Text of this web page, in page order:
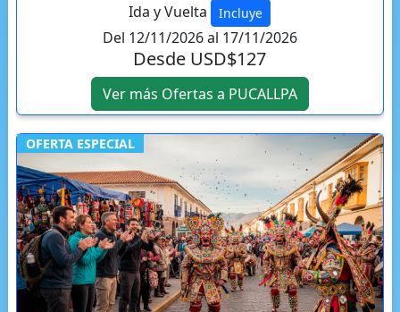
Ida y Vuelta Incluye
Del 12/11/2026 al 17/11/2026
Desde USD$127
Ver más Ofertas a PUCALLPA
OFERTA ESPECIAL